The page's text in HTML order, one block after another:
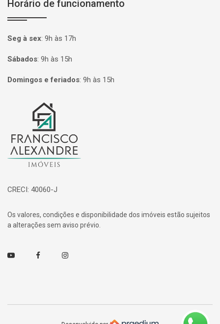
Horário de funcionamento
Seg à sex: 9h às 17h
Sábados: 9h às 15h
Domingos e feriados: 9h às 15h
Página inicial
CRECI: 40060-J
Os valores, condições e disponibilidade dos imóveis estão sujeitos
a alterações sem aviso prévio.
Youtube FacebookInstagram